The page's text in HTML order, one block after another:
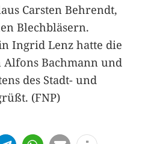
Carsten Behrendt,
Blechbläsern.
Ingrid Lenz hatte die
Bachmann und
des Stadt- und
(FNP)